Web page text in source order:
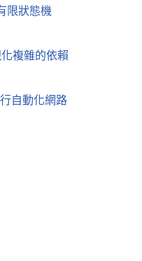
限狀態機
複雜的依賴
自動化網路